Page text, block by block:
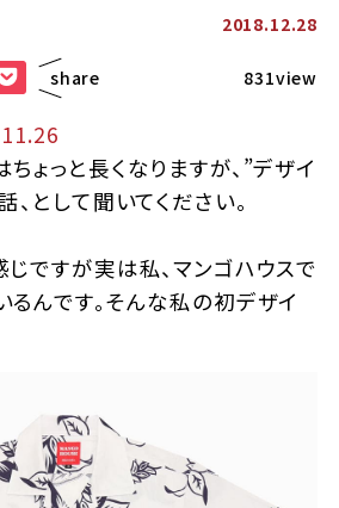
2018.12.28
share 831view
ょっと長くなりますが、”デザイ
、として聞いてください。
ですが実は私、マンゴハウスで
んです。そんな私の初デザイ